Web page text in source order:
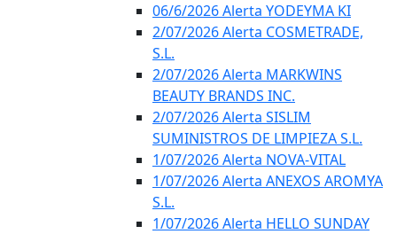
06/6/2026 Alerta YODEYMA KI
2/07/2026 Alerta COSMETRADE,
S.L.
2/07/2026 Alerta MARKWINS
BEAUTY BRANDS INC.
2/07/2026 Alerta SISLIM
SUMINISTROS DE LIMPIEZA S.L.
1/07/2026 Alerta NOVA-VITAL
1/07/2026 Alerta ANEXOS AROMYA
S.L.
1/07/2026 Alerta HELLO SUNDAY